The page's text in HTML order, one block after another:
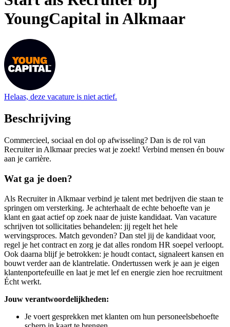
YoungCapital in Alkmaar
Helaas, deze vacature is niet actief.
Beschrijving
Commercieel, sociaal en dol op afwisseling? Dan is de rol van
Recruiter in Alkmaar precies wat je zoekt! Verbind mensen én bouw
aan je carrière.
Wat ga je doen?
Als Recruiter in Alkmaar verbind je talent met bedrijven die staan te
springen om versterking. Je achterhaalt de echte behoefte van je
klant en gaat actief op zoek naar de juiste kandidaat. Van vacature
schrijven tot sollicitaties behandelen: jij regelt het hele
wervingsproces. Match gevonden? Dan stel jij de kandidaat voor,
regel je het contract en zorg je dat alles rondom HR soepel verloopt.
Ook daarna blijf je betrokken: je houdt contact, signaleert kansen en
bouwt verder aan de klantrelatie. Ondertussen werk je aan je eigen
klantenportefeuille en laat je met lef en energie zien hoe recruitment
Écht werkt.
Jouw verantwoordelijkheden:
Je voert gesprekken met klanten om hun personeelsbehoefte